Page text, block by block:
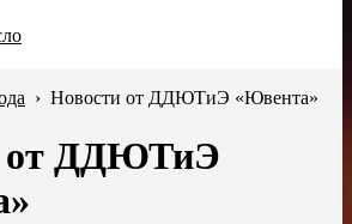
› Новости от ДДЮТиЭ «Ювента»
от ДДЮТиЭ